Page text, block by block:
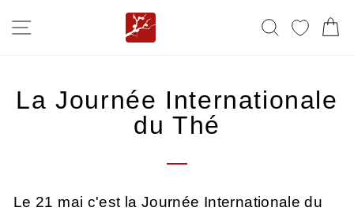
au
MES
La Journée Internationale
du Thé
Le 21 mai c'est la Journée Internationale du